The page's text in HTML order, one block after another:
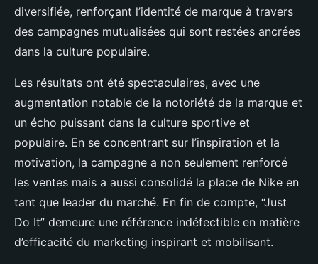
diversifiée, renforçant l’identité de marque à travers
des campagnes mutualisées qui sont restées ancrées
dans la culture populaire.
Les résultats ont été spectaculaires, avec une
augmentation notable de la notoriété de la marque et
un écho puissant dans la culture sportive et
populaire. En se concentrant sur l’inspiration et la
motivation, la campagne a non seulement renforcé
les ventes mais a aussi consolidé la place de Nike en
tant que leader du marché. En fin de compte, “Just
Do It” demeure une référence indéfectible en matière
d’efficacité du marketing inspirant et mobilisant.